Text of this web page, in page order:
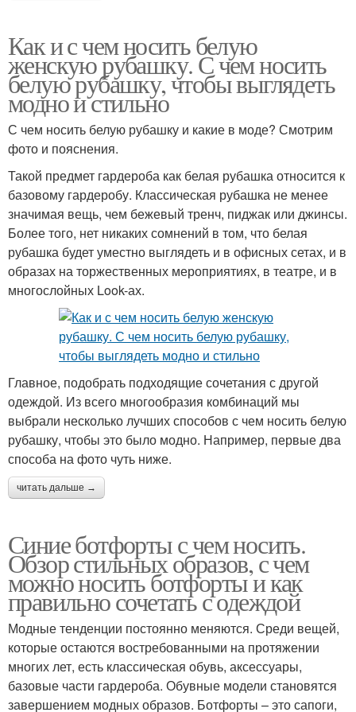
Как и с чем носить белую
женскую рубашку. С чем носить
белую рубашку, чтобы выглядеть
модно и стильно
С чем носить белую рубашку и какие в моде? Смотрим
фото и пояснения.
Такой предмет гардероба как белая рубашка относится к
базовому гардеробу. Классическая рубашка не менее
значимая вещь, чем бежевый тренч, пиджак или джинсы.
Более того, нет никаких сомнений в том, что белая
рубашка будет уместно выглядеть и в офисных сетах, и в
образах на торжественных мероприятиях, в театре, и в
многослойных Look-ах.
Главное, подобрать подходящие сочетания с другой
одеждой. Из всего многообразия комбинаций мы
выбрали несколько лучших способов с чем носить белую
рубашку, чтобы это было модно. Например, первые два
способа на фото чуть ниже.
читать дальше →
Синие ботфорты с чем носить.
Обзор стильных образов, с чем
можно носить ботфорты и как
правильно сочетать с одеждой
Модные тенденции постоянно меняются. Среди вещей,
которые остаются востребованными на протяжении
многих лет, есть классическая обувь, аксессуары,
базовые части гардероба. Обувные модели становятся
завершением модных образов. Ботфорты – это сапоги,